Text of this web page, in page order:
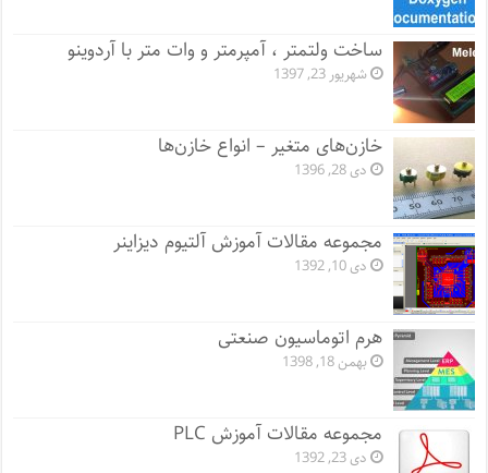
ساخت ولتمتر ، آمپرمتر و وات متر با آردوینو
شهریور 23, 1397
خازن‌های متغیر – انواع خازن‌ها
دی 28, 1396
مجموعه مقالات آموزش آلتیوم دیزاینر
دی 10, 1392
هرم اتوماسیون صنعتی
بهمن 18, 1398
مجموعه مقالات آموزش PLC
دی 23, 1392